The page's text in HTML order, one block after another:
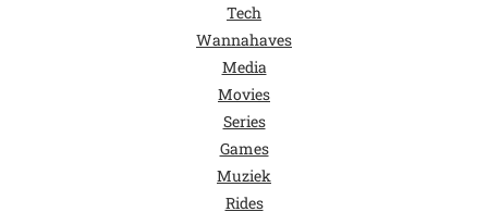
Tech
Wannahaves
Media
Movies
Series
Games
Muziek
Rides